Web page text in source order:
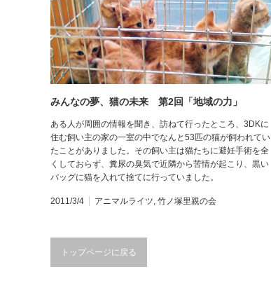
みんなの夢、猫の未来 第2回「地域の力」
ある人が周囲の情報を聞き、訪ねて行ったところ、3DKに
住む飼い主の家の一室の中でなんと53匹の猫が飼われてい
たことがありました。その飼い主は猫たちに避妊手術を全
くしておらず、糞尿の臭気で近隣から苦情が起こり、黒い
バッグに猫を入れて捨てに行っていました。
2011/3/4 アニマルライツ, 竹ノ塚里親の会
トップページに戻る